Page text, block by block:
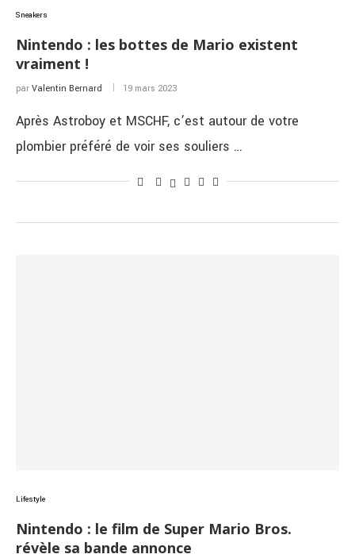
Sneakers
Nintendo : les bottes de Mario existent
vraiment !
par Valentin Bernard 19 mars 2023
Après Astroboy et MSCHF, c’est autour de votre
plombier préféré de voir ses souliers …
Lifestyle
Nintendo : le film de Super Mario Bros.
révèle sa bande annonce